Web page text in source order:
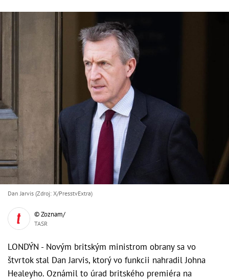
Dan Jarvis (Zdroj: X/PresstvExtra)
© Zoznam/
TASR
LONDÝN - Novým britským ministrom obrany sa vo
štvrtok stal Dan Jarvis, ktorý vo funkcii nahradil Johna
Healeyho. Oznámil to úrad britského premiéra na